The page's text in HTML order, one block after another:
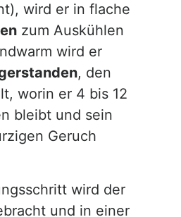
wird er in flache
zum Auskühlen
wird er
, den
worin er 4 bis 12
bleibt und sein
Geruch
wird der
und in einer